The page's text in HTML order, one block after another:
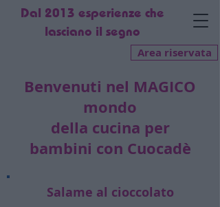
Dal 2013 esperienze che
lasciano il segno
Area riservata
Benvenuti nel MAGICO
mondo
della cucina per
bambini con Cuocadè
Salame al cioccolato